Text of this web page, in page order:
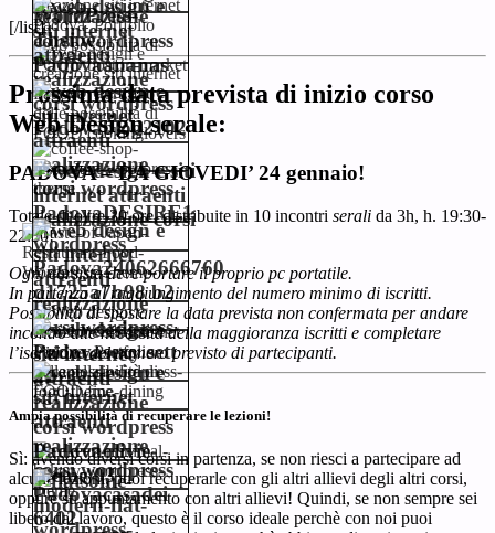
[/list]
Prossima data prevista di inizio corso
Web Design serale:
PADOVA – DA GIOVEDI’ 24 gennaio!
Totale di oltre 30 ore, distribuite in 10 incontri serali da 3h, h. 19:30-
22:30!
Ogni corsista deve portare il proprio pc portatile.
In partenza al raggiungimento del numero minimo di iscritti.
Possibilità di spostare la data prevista non confermata per andare
incontro alle necessità della maggioranza iscritti e completare
l’iscrizione del numero previsto di partecipanti.
Ampia possibilità di recuperare le lezioni!
Sì: avendo diversi corsi in partenza, se non riesci a partecipare ad
alcune lezioni, puoi recuperarle con gli altri allievi degli altri corsi,
oppure su appuntamento con altri allievi! Quindi, se non sempre sei
libero dal lavoro, questo è il corso ideale perchè con noi puoi